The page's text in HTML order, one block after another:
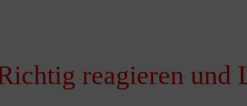
reagieren und